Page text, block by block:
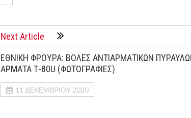
Next Article
ΕΘΝΙΚΗ ΦΡΟΥΡΑ: ΒΟΛΕΣ ΑΝΤΙΑΡΜΑΤΙΚΩΝ
ΑΡΜΑΤΑ Τ-80U (ΦΩΤΟΓΡΑΦΙΕΣ)
11 ΔΕΚΕΜΒΡΊΟΥ 2020